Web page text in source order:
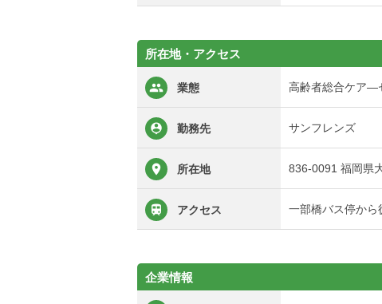
所在地・アクセス
業態 高齢者総合ケア―
勤務先 サンフレンズ
所在地 836-0091 福岡県
アクセス 一部橋バス停から
企業情報